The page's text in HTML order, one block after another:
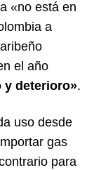
«no está en
a
el año
y deterioro».
uso desde
gas
para